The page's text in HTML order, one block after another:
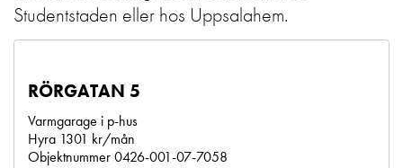
Studentstaden eller hos Uppsalahem.
RÖRGATAN 5
Varmgarage i p-hus
Hyra 1301 kr/mån
Objektnummer 0426-001-07-7058